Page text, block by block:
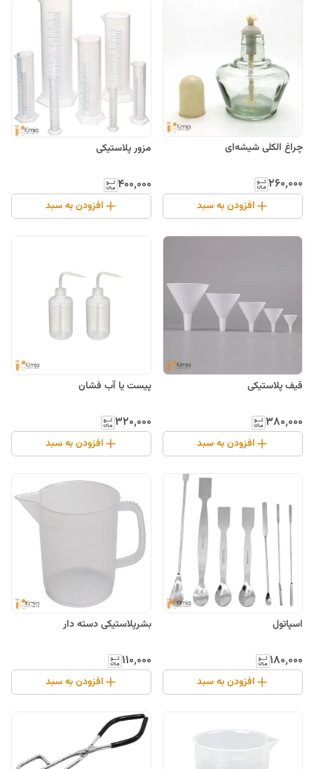
چراغ الکلی شیشه‌ای
۲۶۰٬۰۰۰
افزودن به سبد
مزور پلاستیکی
۴۰۰٬۰۰۰
افزودن به سبد
قیف پلاستیکی
۳۸۰٬۰۰۰
افزودن به سبد
پیست یا آب فشان
۳۲۰٬۰۰۰
افزودن به سبد
اسپاتول
۱۸۰٬۰۰۰
افزودن به سبد
بشرپلاستیکی دسته دار
۱۱۰٬۰۰۰
افزودن به سبد